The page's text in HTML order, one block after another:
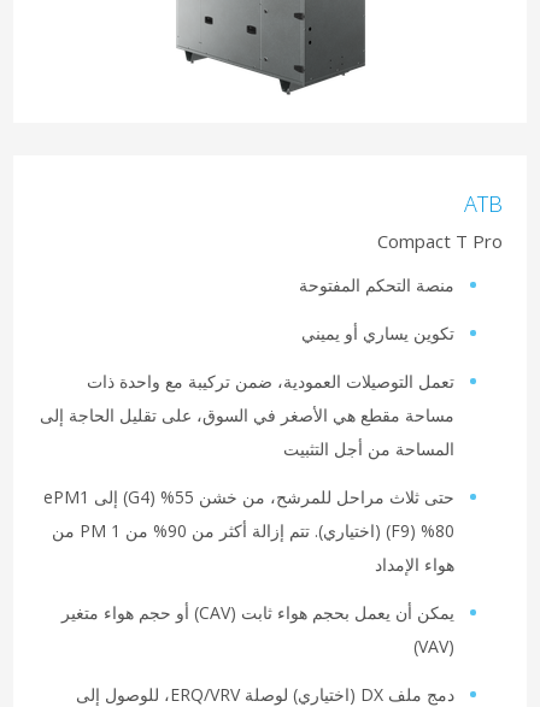
ATB
Compact T Pro
منصة التحكم المفتوحة
تكوين يساري أو يميني
تعمل التوصيلات العمودية، ضمن تركيبة مع واحدة ذات
مساحة مقطع هي الأصغر في السوق، على تقليل الحاجة إلى
المساحة من أجل التثبيت
80‏% (F9) (اختياري). تتم إزالة أكثر من 90% من PM 1 من
هواء الإمداد
يمكن أن يعمل بحجم هواء ثابت (CAV) أو حجم هواء متغير
(VAV)
دمج ملف DX (اختياري) لوصلة ERQ/VRV، للوصول إلى